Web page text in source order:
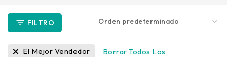
FILTRO
El Mejor Vendedor Borrar Todos Los